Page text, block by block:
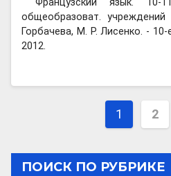
общеобразоват.
Горбачева, М. Р. Лисенко. -
2012.
Пагинация
записей
1 2
ПОИСК ПО РУБРИКЕ